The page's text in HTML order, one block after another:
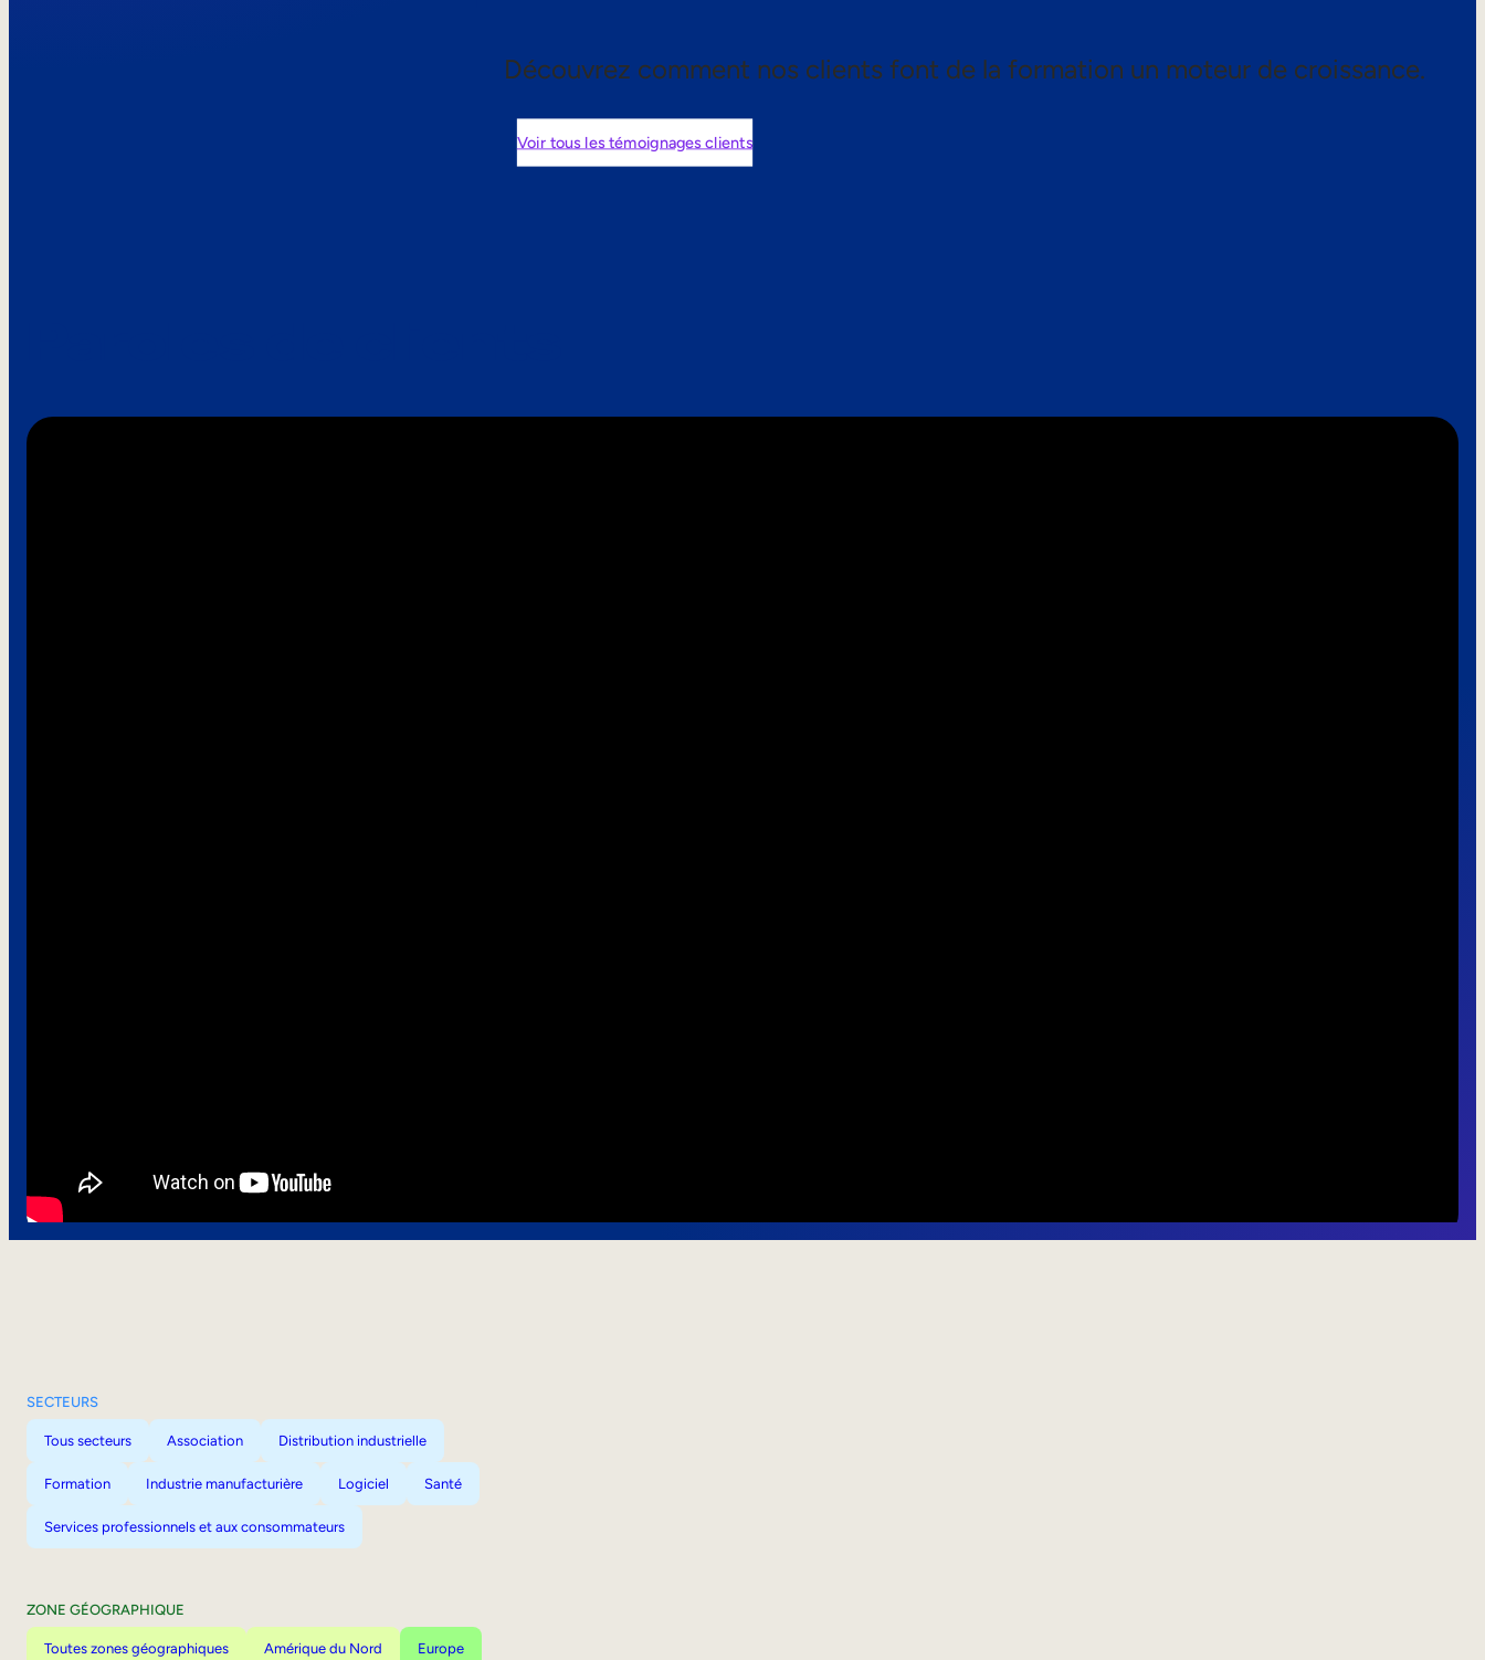
Découvrez comment nos clients font de la formation un moteur de croissance.
Voir tous les témoignages clients
SECTEURS
Tous secteurs Association Distribution industrielle
Formation Industrie manufacturière Logiciel Santé
Services professionnels et aux consommateurs
ZONE GÉOGRAPHIQUE
Toutes zones géographiques Amérique du Nord Europe